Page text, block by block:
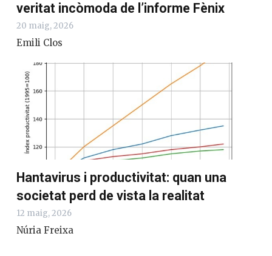
veritat incòmoda de l’informe Fènix
20 maig, 2026
Emili Clos
Hantavirus i productivitat: quan una
societat perd de vista la realitat
12 maig, 2026
Núria Freixa